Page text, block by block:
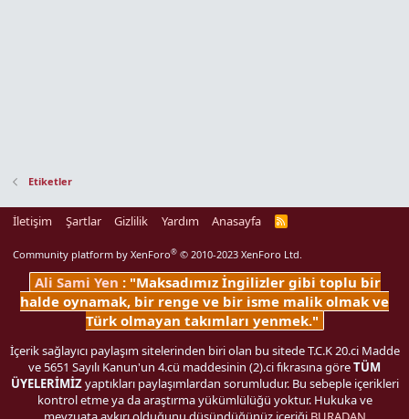
Etiketler
İletişim Şartlar Gizlilik Yardım Anasayfa
R
Community platform by XenForo® © 2010-2023 XenForo Ltd.
Ali Sami Yen : "Maksadımız İngilizler gibi toplu bir
halde oynamak, bir renge ve bir isme malik olmak ve
Türk olmayan takımları yenmek."
İçerik sağlayıcı paylaşım sitelerinden biri olan bu sitede T.C.K 20.ci Madde
ve 5651 Sayılı Kanun'un 4.cü maddesinin (2).ci fıkrasına göreTÜM
ÜYELERİMİZyaptıkları paylaşımlardan sorumludur. Bu sebeple içerikleri
kontrol etme ya da araştırma yükümlülüğü yoktur. Hukuka ve